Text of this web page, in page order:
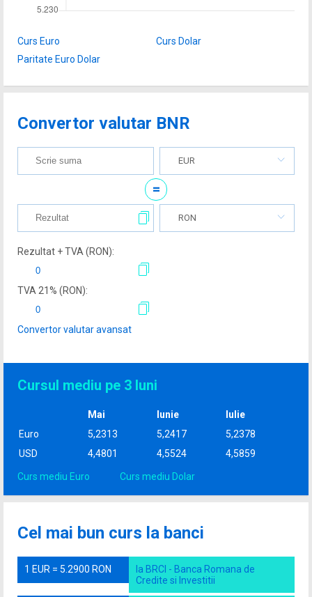
Curs Euro
Curs Dolar
Paritate Euro Dolar
Convertor valutar BNR
EUR
=
RON
Rezultat + TVA (RON):
TVA 21% (RON):
Convertor valutar avansat
Cursul mediu pe 3 luni
Mai Iunie
Iulie
Euro
5,2313 5,2417
5,2378
USD
4,4801 4,5524 4,5859
Curs mediu Euro Curs mediu Dolar
Cel mai bun curs la banci
1 EUR = 5.2900 RON
la BRCI - Banca Romana de
Credite si Investitii